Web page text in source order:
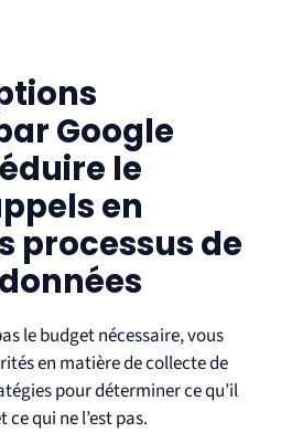
Google
le
en
processus de
le budget nécessaire, vous
en matière de collecte de
pour déterminer ce qu’il
qui ne l’est pas.